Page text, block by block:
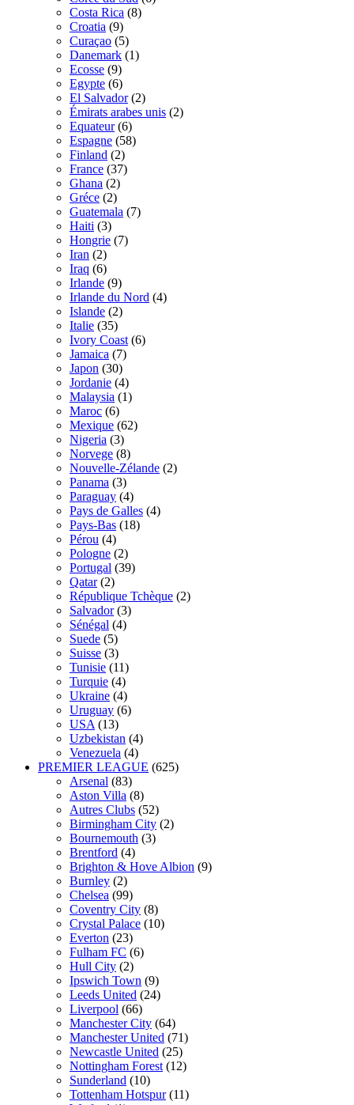
Costa Rica (8)
Croatia (9)
Curaçao (5)
Danemark (1)
Ecosse (9)
Egypte (6)
El Salvador (2)
Émirats arabes unis (2)
Equateur (6)
Espagne (58)
Finland (2)
France (37)
Ghana (2)
Gréce (2)
Guatemala (7)
Haiti (3)
Hongrie (7)
Iran (2)
Iraq (6)
Irlande (9)
Irlande du Nord (4)
Islande (2)
Italie (35)
Ivory Coast (6)
Jamaica (7)
Japon (30)
Jordanie (4)
Malaysia (1)
Maroc (6)
Mexique (62)
Nigeria (3)
Norvege (8)
Nouvelle-Zélande (2)
Panama (3)
Paraguay (4)
Pays de Galles (4)
Pays-Bas (18)
Pérou (4)
Pologne (2)
Portugal (39)
Qatar (2)
République Tchèque (2)
Salvador (3)
Sénégal (4)
Suede (5)
Suisse (3)
Tunisie (11)
Turquie (4)
Ukraine (4)
Uruguay (6)
USA (13)
Uzbekistan (4)
Venezuela (4)
PREMIER LEAGUE (625)
Arsenal (83)
Aston Villa (8)
Autres Clubs (52)
Birmingham City (2)
Bournemouth (3)
Brentford (4)
Brighton & Hove Albion (9)
Burnley (2)
Chelsea (99)
Coventry City (8)
Crystal Palace (10)
Everton (23)
Fulham FC (6)
Hull City (2)
Ipswich Town (9)
Leeds United (24)
Liverpool (66)
Manchester City (64)
Manchester United (71)
Newcastle United (25)
Nottingham Forest (12)
Sunderland (10)
Tottenham Hotspur (11)